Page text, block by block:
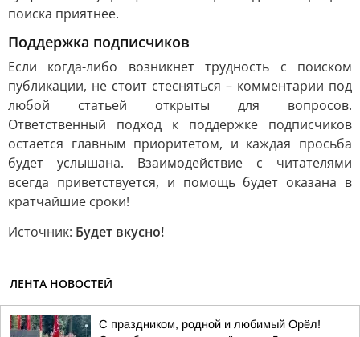
поиска приятнее.
Поддержка подписчиков
Если когда-либо возникнет трудность с поиском
публикации, не стоит стесняться – комментарии под
любой статьей открыты для вопросов.
Ответственный подход к поддержке подписчиков
остается главным приоритетом, и каждая просьба
будет услышана. Взаимодействие с читателями
всегда приветствуется, и помощь будет оказана в
кратчайшие сроки!
Источник: Будет вкусно!
ЛЕНТА НОВОСТЕЙ
С праздником, родной и любимый Орёл!